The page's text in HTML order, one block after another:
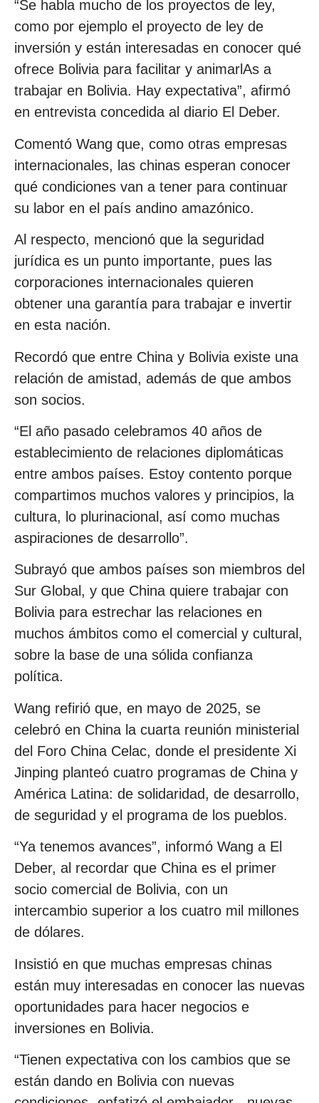
“Se habla mucho de los proyectos de ley,
como por ejemplo el proyecto de ley de
inversión y están interesadas en conocer qué
ofrece Bolivia para facilitar y animarlAs a
trabajar en Bolivia. Hay expectativa”, afirmó
en entrevista concedida al diario El Deber.
Comentó Wang que, como otras empresas
internacionales, las chinas esperan conocer
qué condiciones van a tener para continuar
su labor en el país andino amazónico.
Al respecto, mencionó que la seguridad
jurídica es un punto importante, pues las
corporaciones internacionales quieren
obtener una garantía para trabajar e invertir
en esta nación.
Recordó que entre China y Bolivia existe una
relación de amistad, además de que ambos
son socios.
“El año pasado celebramos 40 años de
establecimiento de relaciones diplomáticas
entre ambos países. Estoy contento porque
compartimos muchos valores y principios, la
cultura, lo plurinacional, así como muchas
aspiraciones de desarrollo”.
Subrayó que ambos países son miembros del
Sur Global, y que China quiere trabajar con
Bolivia para estrechar las relaciones en
muchos ámbitos como el comercial y cultural,
sobre la base de una sólida confianza
política.
Wang refirió que, en mayo de 2025, se
celebró en China la cuarta reunión ministerial
del Foro China Celac, donde el presidente Xi
Jinping planteó cuatro programas de China y
América Latina: de solidaridad, de desarrollo,
de seguridad y el programa de los pueblos.
“Ya tenemos avances”, informó Wang a El
Deber, al recordar que China es el primer
socio comercial de Bolivia, con un
intercambio superior a los cuatro mil millones
de dólares.
Insistió en que muchas empresas chinas
están muy interesadas en conocer las nuevas
oportunidades para hacer negocios e
inversiones en Bolivia.
“Tienen expectativa con los cambios que se
están dando en Bolivia con nuevas